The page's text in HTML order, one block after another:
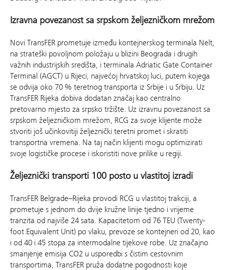
Izravna povezanost sa srpskom željezničkom mrežom
Novi TransFER prometuje između kontejnerskog terminala Nelt,
na strateški povoljnom položaju u blizini Beograda i drugih
važnih industrijskih središta, i terminala Adriatic Gate Container
Terminal (AGCT) u Rijeci, najvećoj hrvatskoj luci, putem kojega
se odvija oko 70 % teretnog transporta iz Srbije i u Srbiju. Uz
TransFER Rijeka dobiva dodatan značaj kao centralno
pretovarno mjesto za srpsko tržište. Uz izravnu povezanost sa
srpskom željezničkom mrežom, RCG za svoje klijente može
stvoriti još učinkovitiji željeznički teretni promet i skratiti
transportna vremena. Na taj način klijenti mogu optimizirati
svoje logističke procese i iskoristiti nove prilike u regiji.
Željeznički transporti 100 posto u vlastitoj izradi
TransFER Belgrade–Rijeka provodi RCG u vlastitoj trakciji, a
prometuje s jednom do dvije kružne linije tjedno i vrijeme
tranzita od najviše 24 sata. Kapacitetom od 76 TEU (Twenty-
foot Equivalent Unit) po vlaku, prevoze se kontejneri od 20, kao
i od 40 i 45 stopa za intermodalne tijekove robe. Uz značajno
smanjenje emisija CO2 u usporedbi s čistim cestovnim
transportima, TransFER pruža dodatne pogodnosti koje